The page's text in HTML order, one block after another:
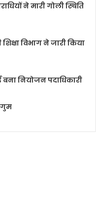
ने मारी गोली स्थिति
विभाग ने जारी किया
बना नियोजन पदाधिकारी
गुम